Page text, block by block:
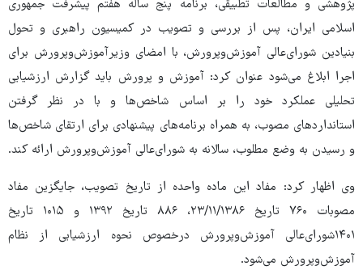
پژوهشی و مطالعات تطبیقی، برنامه پنج ساله هفتم پیشرفت جمهوری
اسلامی ایران، پس از بررسی و تصویب در کمیسیون راهبری و تحول
بنیادین شورای‌عالی آموزش‌وپرورش، با امضای وزیرآموزش‌وپرورش برای
اجرا ابلاغ می‌شود عنوان کرد: آموزش و پرورش باید گزارش ارزشیابی
تحلیلی عملکرد خود را بر اساس شاخص‌ها و با در نظر گرفتن
استانداردهای مصوب، به همراه برنامه‌های پیشنهادی برای ارتقای شاخص‌ها
و رسیدن به وضع مطلوب، سالانه به شورای‌عالی آموزش‌وپرورش ارائه کند.
وی اظهار کرد: مفاد این ماده واحده از تاریخ تصویب، جایگزین مفاد
مصوبات ۷۶۰ تاریخ ۲۳/۱۱/۱۳۸۶، ۸۸۶ تاریخ ۱۳۹۲ و ۱۰۱۵ تاریخ
۱۴۰۱شورای‌عالی آموزش‌وپرورش درخصوص نحوه ارزشیابی از نظام
آموزش‌وپرورش می‌شود.